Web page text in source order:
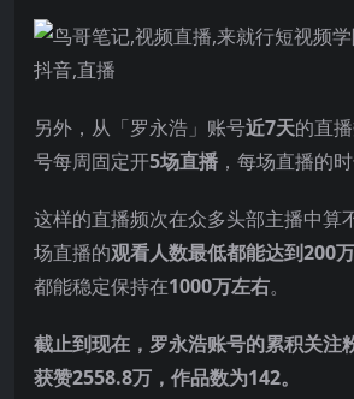
另外，从「罗永浩」账号近7天的直
号每周固定开5场直播 ，每场直播的
这样的直播频次在众多头部主播中算
场直播的观看人数最低都能达到200
都能稳定保持在1000万左右。
截止到现在，罗永浩账号的累积关注
获赞2558.8万，作品数为142。